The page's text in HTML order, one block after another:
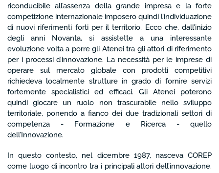
riconducibile all’assenza della grande impresa e la forte
competizione internazionale imposero quindi l’individuazione
di nuovi riferimenti forti per il territorio. Ecco che, dall’inizio
degli anni Novanta, si assistette a una interessante
evoluzione volta a porre gli Atenei tra gli attori di riferimento
per i processi d’innovazione. La necessità per le imprese di
operare sul mercato globale con prodotti competitivi
richiedeva localmente strutture in grado di fornire servizi
fortemente specialistici ed efficaci. Gli Atenei poterono
quindi giocare un ruolo non trascurabile nello sviluppo
territoriale, ponendo a fianco dei due tradizionali settori di
competenza - Formazione e Ricerca - quello
dell’Innovazione.
In questo contesto, nel dicembre 1987, nasceva COREP
come luogo di incontro tra i principali attori dell’innovazione.